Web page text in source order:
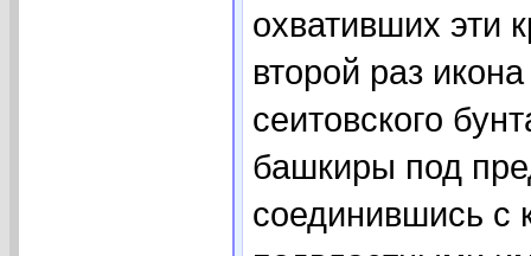
охвативших эти
второй раз
сеитовского
башкиры под
соединившись